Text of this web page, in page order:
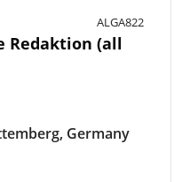
ALGA822
Redaktion (all
Germany